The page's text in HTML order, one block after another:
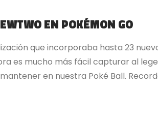
EN POKÉMON GO
que incorporaba hasta 23
es mucho más fácil capturar al
en nuestra Poké Ball.